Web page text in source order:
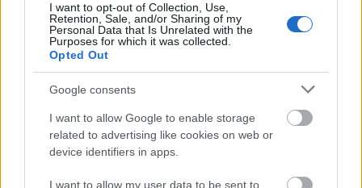
I want to opt-out of Collection, Use,
Retention, Sale, and/or Sharing of my
Personal Data that Is Unrelated with the
Purposes for which it was collected.
Opted Out
Google consents
I want to allow Google to enable storage
related to advertising like cookies on web or
device identifiers in apps.
I want to allow my user data to be sent to